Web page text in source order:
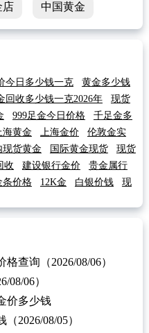
店 中国黄金
今日多少钱一克
黄金多少钱
回收多少钱一克2026年
现货
999足金今日价格
千足金多
海黄金 上海金价
伦敦金实
现货黄金 国际黄金现货
现货
收 建设银行金价
贵金属行
条价格 12K金 白银价钱
现
查询（2026/08/06）
08/06）
价多少钱
2026/08/05）